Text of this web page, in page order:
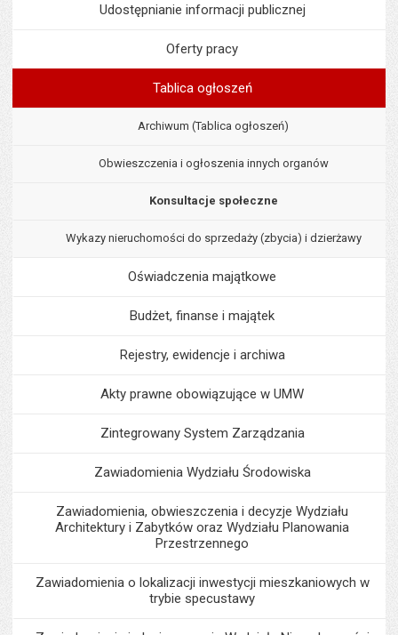
Udostępnianie informacji publicznej
Oferty pracy
Tablica ogłoszeń
Archiwum (Tablica ogłoszeń)
Obwieszczenia i ogłoszenia innych organów
Konsultacje społeczne
Wykazy nieruchomości do sprzedaży (zbycia) i dzierżawy
Oświadczenia majątkowe
Budżet, finanse i majątek
Rejestry, ewidencje i archiwa
Akty prawne obowiązujące w UMW
Zintegrowany System Zarządzania
Zawiadomienia Wydziału Środowiska
Zawiadomienia, obwieszczenia i decyzje Wydziału
Architektury i Zabytków oraz Wydziału Planowania
Przestrzennego
Zawiadomienia o lokalizacji inwestycji mieszkaniowych w
trybie specustawy